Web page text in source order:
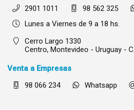
2901 1011
98 562 325
Lunes a Viernes de 9 a 18 hs.
Cerro Largo 1330
Centro, Montevideo - Uruguay -
Venta a Empresas
98 066 234
Whatsapp